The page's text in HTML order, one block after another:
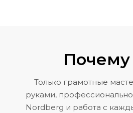
Только грамотные
руками,
Nordberg и работа с